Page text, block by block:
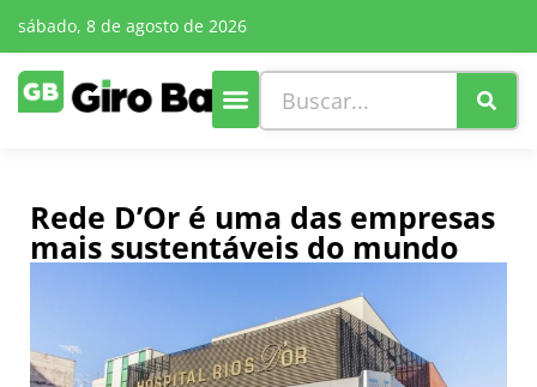
sábado, 8 de agosto de 2026
Rede D’Or é uma das empresas
mais sustentáveis do mundo